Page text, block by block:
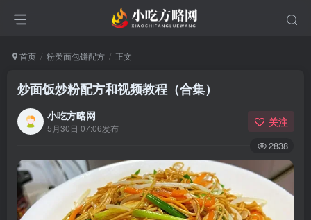
首页 粉类面包饼配方 正文
炒面饭炒粉配方和视频教程（合集）
小吃方略网
5月30日 07:06发布 关注
2838